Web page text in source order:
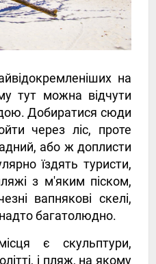
на
тут можна відчути
Добиратися сюди
через ліс, проте
або ж доплисти
їздять туристи,
з м'яким піском,
вапнякові скелі,
багатолюдно.
є скульптури,
і пляж, на якому